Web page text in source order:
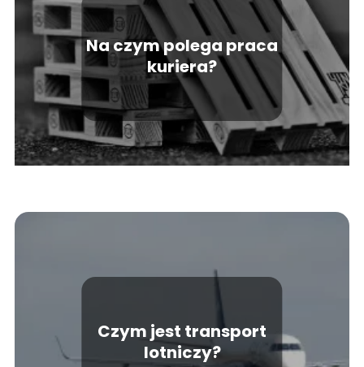
Na czym polega praca
kuriera?
Czym jest transport
lotniczy?